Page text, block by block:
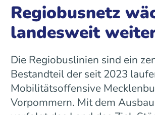
Regiobusnetz
landesweit
Die Regiobuslinien sind ein
Bestandteil der seit 2023
Mobilitätsoffensive
Vorpommern. Mit dem